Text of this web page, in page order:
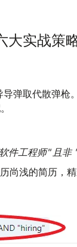
大实战策
弹取代散弹枪
件工程师" 且非
尚浅的简历，